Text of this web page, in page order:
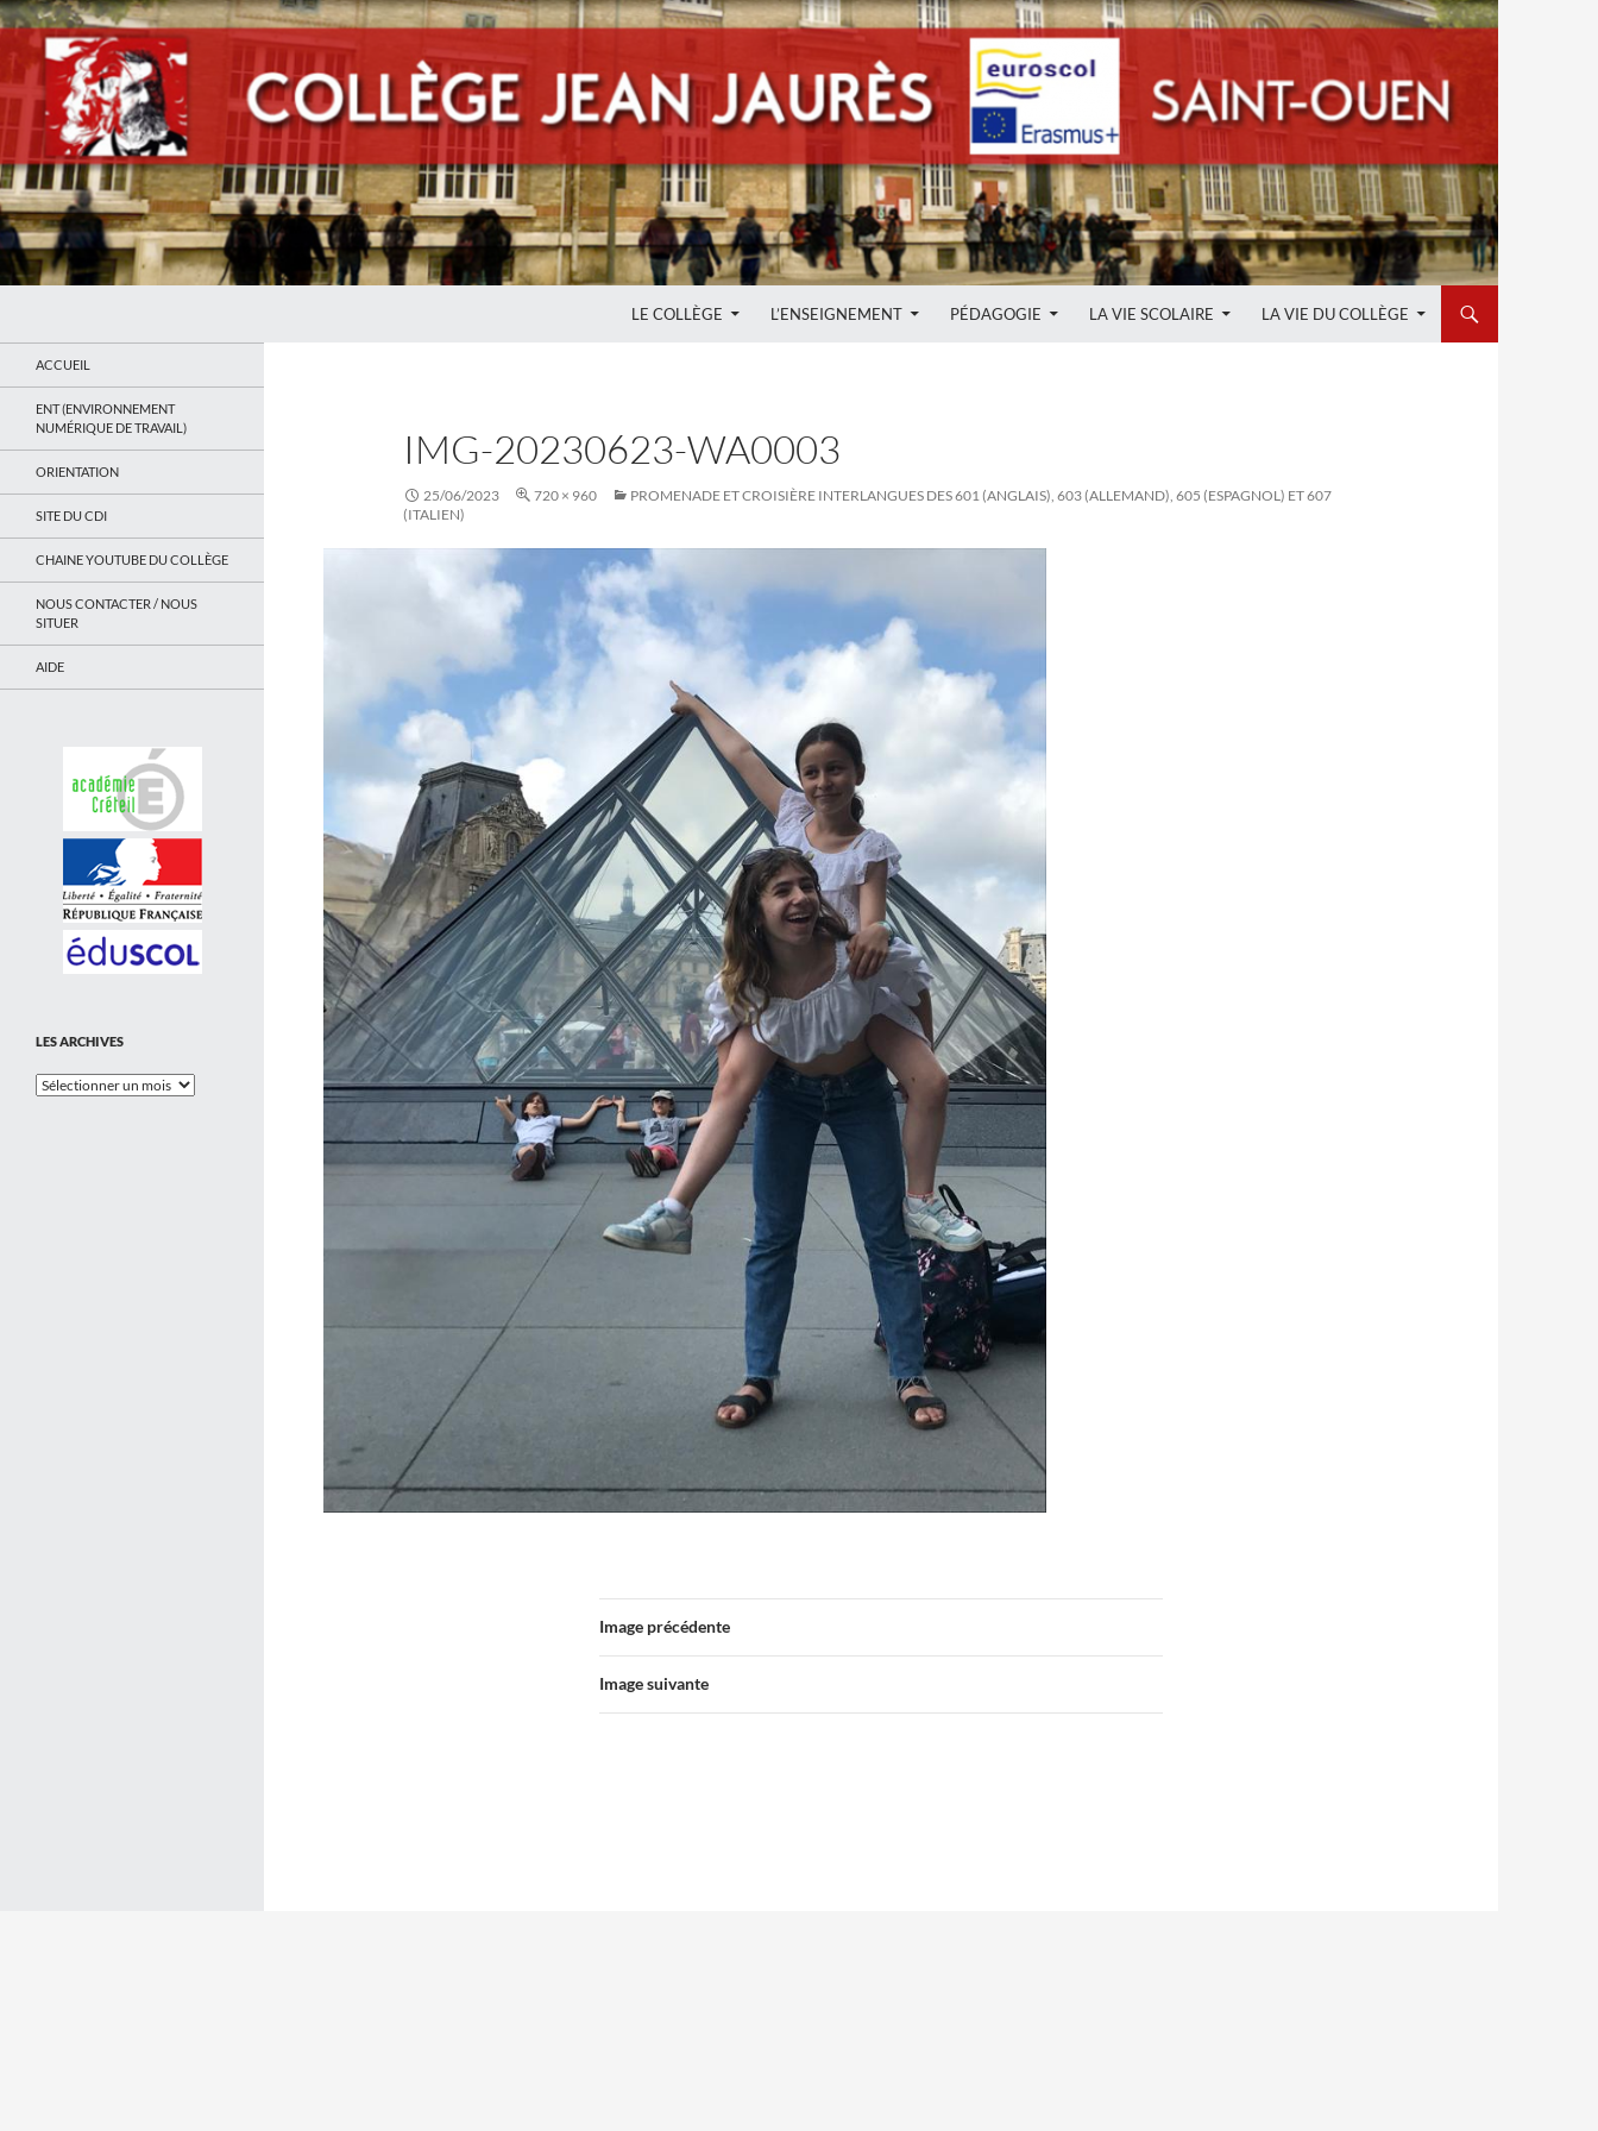
LE COLLÈGE L’ENSEIGNEMENT PÉDAGOGIE LA VIE SCOLAIRE LA VIE DU COLLÈGE
IMG-20230623-WA0003
25/06/2023 720 × 960
PROMENADE ET CROISIÈRE INTERLANGUES DES 601 (ANGLAIS), 603 (ALLEMAND), 605 (ESPAGNOL) ET 607
(ITALIEN)
Image précédente
Image suivante
ACCUEIL
ENT (ENVIRONNEMENT
NUMÉRIQUE DE TRAVAIL)
ORIENTATION
SITE DU CDI
CHAINE YOUTUBE DU COLLÈGE
NOUS CONTACTER / NOUS
SITUER
AIDE
LES ARCHIVES
Les